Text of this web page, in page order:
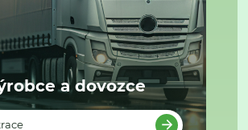
a dovozce